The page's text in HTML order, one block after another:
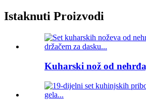
Istaknuti Proizvodi
Kuharski nož od